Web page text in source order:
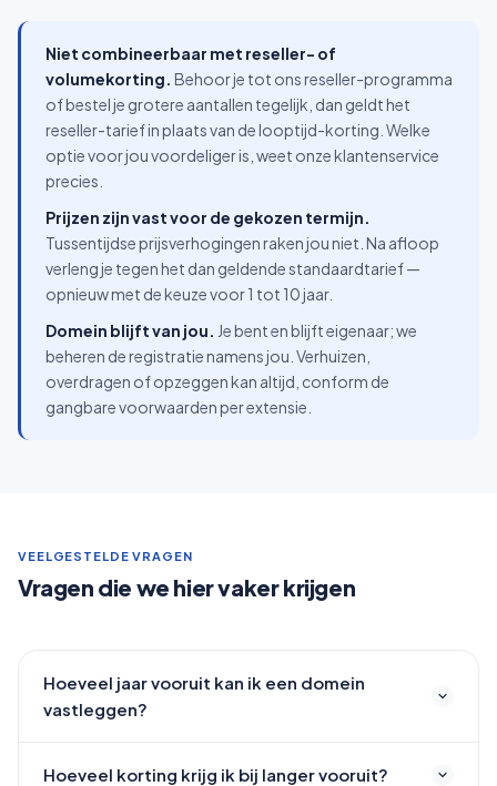
Niet combineerbaar met reseller- of
volumekorting. Behoor je tot ons reseller-programma
of bestel je grotere aantallen tegelijk, dan geldt het
reseller-tarief in plaats van de looptijd-korting. Welke
optie voor jou voordeliger is, weet onze klantenservice
precies.
Prijzen zijn vast voor de gekozen termijn.
Tussentijdse prijsverhogingen raken jou niet. Na afloop
verleng je tegen het dan geldende standaardtarief —
opnieuw met de keuze voor 1 tot 10 jaar.
Domein blijft van jou.
Je bent en blijft eigenaar; we
beheren de registratie namens jou. Verhuizen,
overdragen of opzeggen kan altijd, conform de
gangbare voorwaarden per extensie.
VEELGESTELDE VRAGEN
Vragen die we hier vaker krijgen
Hoeveel jaar vooruit kan ik een domein
vastleggen?
Hoeveel korting krijg ik bij langer vooruit?